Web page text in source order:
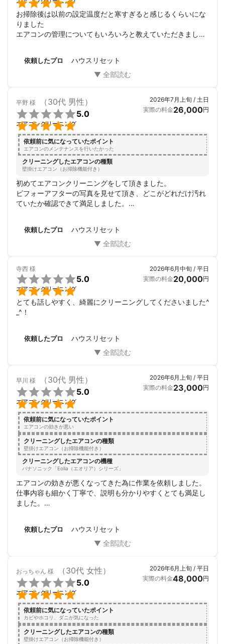
5⃣ 有資格者
▶NPO法人日本ハウスクリーニング協会で認定
を受けたハウスクリーニング士が資格証明書を
6⃣ 迅速な対応
▶お返事から作業日確定までのスピード感
を意識しています。
7⃣経験
▶保育園、病院、福祉施設依頼も受けてきた
経験がありますので安心してご依頼ください。
┏━━━━━━━━━━━━━━━┓
使用している洗剤に関して
私が使用する洗剤は
「人」にも「素材」にも優しい
「えがおの力」を中心としています。
天然植物エコ洗剤は腐食・塗装ダメージを
防ぎますが強い洗剤に比べて
つけ置きする時間が必要になります。
時間をかければ、汚れを浮かし分解する事
ができます。
分解した汚れは高圧洗浄ですすぎます。
で仕上げを行います。
ユーカリのフィトンチッド効果により、エアコン
内部の消臭抗菌が得られます。
┏━━━━━━━━━━━━━━━┓
オプションについて
┗━━━━━━━━━━━━━━━┛
※エアコンクリーニングをご予約いただいた
方の限定価格！！！
▶浴室クリーニング
通常16,000➡15,000円
▶レンジフードクリーニング
通常14,000➡13,000円
▶トイレクリーニング
▶キッチンクリーニング
通常17,000➡16,000円
※ご希望の方はご予約時にメッセージ
でお伝えください。
▼▼▼▼▼▼▼作業の流れ▼▼▼▼▼▼▼

お掃除後は以前の設定温度だと寒すぎると感じるくらいにな
りました
エアコンの管理についてもいろいろと教えていただきました
依頼したプロ ハウスリセット
平野 様 （30代 男性）


5.0
エアコンクリーニング
2026年7月上旬 / 土日
実際の料金26,000円
依頼前に気になっていたポイント
エアコンのメンテナンスを行いたかった
クリーニングしたエアコンの種類
壁掛けエアコン（お掃除機能付き）
初めてエアコンクリーニングをして頂きました。
ビフォーアフターの写真を見せて頂き、どこがどれだけ汚れ
ていたか確認できて満足しました。
とても丁寧な仕事ぶりを見て、またお願いしたいと思いま
依頼したプロ ハウスリセット
寺西 様


5.0
エアコンクリーニング
2026年6月中旬 / 平日
実際の料金20,000円
とても話しやすく、綺麗にクリーニングしてくださいました^
_^！
依頼したプロ ハウスリセット
早川 様 （30代 男性）


5.0
エアコンクリーニング
2026年6月上旬 / 平日
実際の料金23,000円
依頼前に気になっていたポイント
エアコンの効きが悪い
クリーニングしたエアコンの種類
壁掛けエアコン（お掃除機能付き）
クリーニングしたエアコンの機種
パナソニック「Eolia（エオリア）シリーズ」
エアコンの効きが悪くなってきた為に作業を依頼しました。
仕事内容も細かく丁寧で、説明も分かりやすくとても満足し
ました。
次回もお掃除頼みたいと思います。
依頼したプロ ハウスリセット
おっちゃん 様 （30代 女性）


5.0
エアコンクリーニング
2026年6月上旬 / 平日
実際の料金48,000円
依頼前に気になっていたポイント
カビやホコリ、ダニが気になった
クリーニングしたエアコンの種類
壁掛けエアコン（お掃除機能付き）